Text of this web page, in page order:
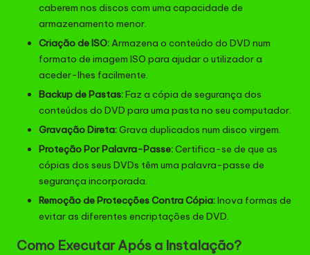
caberem nos discos com uma capacidade de
armazenamento menor.
Criação de ISO:Armazena o conteúdo do DVD num
formato de imagem ISO para ajudar o utilizador a
aceder-lhes facilmente.
Backup de Pastas:Faz a cópia de segurança dos
conteúdos do DVD para uma pasta no seu computador.
Gravação Direta:Grava duplicados num disco virgem.
Proteção Por Palavra-Passe:Certifica-se de que as
cópias dos seus DVDs têm uma palavra-passe de
segurança incorporada.
Remoção de Protecções Contra Cópia:Inova formas de
evitar as diferentes encriptações de DVD.
Como Executar Após a Instalação?